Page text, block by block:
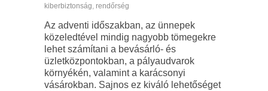
kiberbiztonság, rendőrség
Az adventi időszakban, az ünnepek
közeledtével mindig nagyobb tömegekre
lehet számítani a bevásárló- és
üzletközpontokban, a pályaudvarok
környékén, valamint a karácsonyi
vásárokban. Sajnos ez kiváló lehetőséget